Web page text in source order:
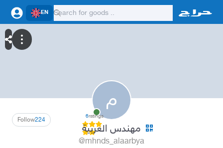
EN
م
224
Follow 6ratings
مهندس العربية
@mhnds_alaarbya